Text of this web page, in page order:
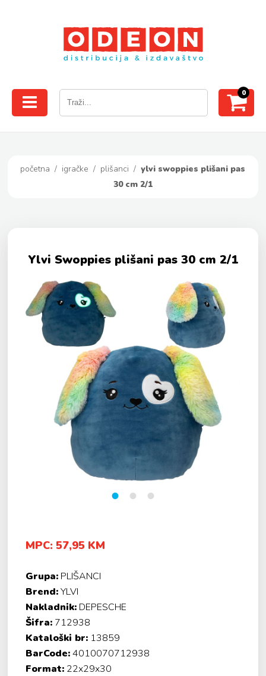
0
početna / igračke / plišanci /ylvi swoppies plišani pas
30 cm 2/1
Ylvi Swoppies plišani pas 30 cm 2/1
MPC: 57,95 KM
Grupa: PLIŠANCI
Brend:YLVI
Nakladnik: DEPESCHE
Šifra: 712938
Kataloški br: 13859
BarCode:4010070712938
Format: 22x29x30